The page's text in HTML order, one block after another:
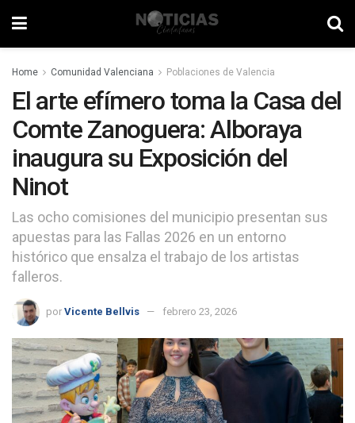
Home Comunidad Valenciana Poblaciones de Valencia
El arte efímero toma la Casa del
Comte Zanoguera: Alboraya
inaugura su Exposición del
Ninot
Las ocho comisiones del municipio presentan sus
apuestas para las Fallas 2026 en un entorno
histórico que ensalza el trabajo de los artistas
falleros.
por Vicente Bellvis febrero 23, 2026